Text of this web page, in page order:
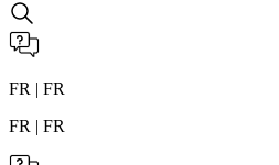
FR | FR
FR | FR